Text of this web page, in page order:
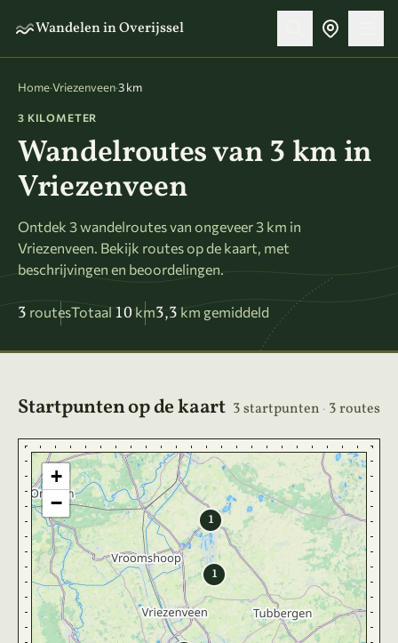
Wandelen in Overijssel
Home·Vriezenveen·3 km
3 KILOMETER
Wandelroutes van 3 km in
Vriezenveen
Ontdek 3 wandelroutes van ongeveer 3 km in
Vriezenveen. Bekijk routes op de kaart, met
beschrijvingen en beoordelingen.
3 routesTotaal 10 km3,3 km gemiddeld
Startpunten op de kaart 3 startpunten · 3 routes
1
1
+
−